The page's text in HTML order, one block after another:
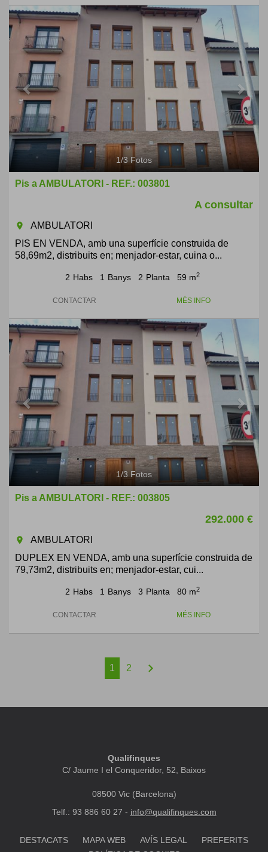
Previous
1/3Fotos
Pis a AMBULATORI - REF.: 003801
A consultar
room
AMBULATORI
PIS EN VENDA, amb una superfície construida de
58,69m2, distribuits en; menjador-estar, cuina o...
2 Habs 1 Banys 2 Planta 59 m2
CONTACTAR MÉS INFO
Previous
1/3 Fotos
Pis a AMBULATORI - REF.: 003805
292.000 €
room
AMBULATORI
DUPLEX EN VENDA, amb una superfície construida de
79,73m2, distribuits en; menjador-estar, cui...
2 Habs 1 Banys 3 Planta 80 m2
CONTACTAR MÉS INFO
1 2 chevron_right
Qualifinques
C/ Jaume I el Conqueridor, 52, Baixos
08500 Vic (Barcelona)
Telf.: 93 886 60 27 - info@qualifinques.com
DESTACATS MAPA WEB AVÍS LEGAL
PREFERITS